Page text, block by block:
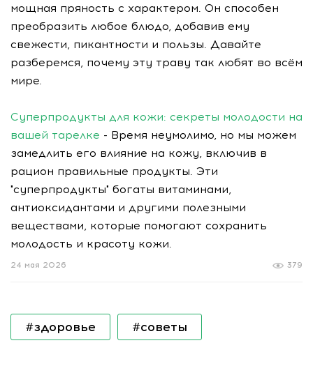
мощная пряность с характером. Он способен
преобразить любое блюдо, добавив ему
свежести, пикантности и пользы. Давайте
разберемся, почему эту траву так любят во всём
мире.
Суперпродукты для кожи: секреты молодости на
вашей тарелке - Время неумолимо, но мы можем
замедлить его влияние на кожу, включив в
рацион правильные продукты. Эти
"суперпродукты" богаты витаминами,
антиоксидантами и другими полезными
веществами, которые помогают сохранить
молодость и красоту кожи.
379
24 мая 2026
#здоровье #советы